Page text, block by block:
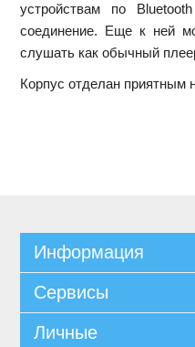
устройствам по
соединение. Еще к ней
слушать как обычный
Корпус отделан приятным
Информация
Сервисы
Личные